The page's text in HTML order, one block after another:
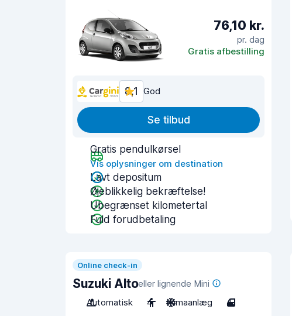
76,10 kr.
pr. dag
Gratis afbestilling
8,1 God
Se tilbud
Gratis pendulkørsel
Vis oplysninger om destination
Lavt depositum
Øjeblikkelig bekræftelse!
Ubegrænset kilometertal
Fuld forudbetaling
Online check-in
Suzuki Altoeller lignende Mini
Automatisk
4 Klimaanlæg 4